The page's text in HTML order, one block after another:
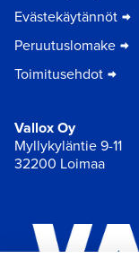
Evästekäytännöt
Peruutuslomake
Toimitusehdot
Vallox Oy
Myllykyläntie 9-11
32200 Loimaa